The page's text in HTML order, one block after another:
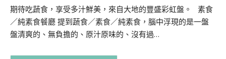
期待吃蔬食，享受多汁鮮美，來自大地的豐盛彩虹盤。 素食
／純素食餐廳 提到蔬食／素食／純素食，腦中浮現的是一盤
盤清爽的、無負擔的、原汁原味的、沒有過…